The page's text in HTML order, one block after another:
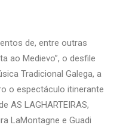
de, entre outras
ao Medievo”, o desfile
Tradicional Galega, a
o espectáculo itinerante
AS LAGHARTEIRAS,
LaMontagne e Guadi